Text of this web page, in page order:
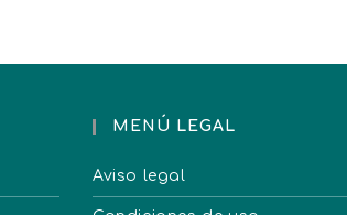
MENÚ LEGAL
Aviso legal